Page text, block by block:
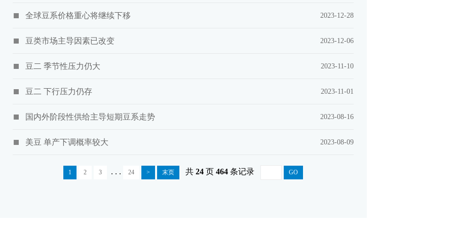
2023-12-28
全球豆系价格重心将继续下移
2023-12-06
豆类市场主导因素已改变
2023-11-10
豆二 季节性压力仍大
2023-11-01
豆二 下行压力仍存
2023-08-16
国内外阶段性供给主导短期豆系走势
2023-08-09
美豆 单产下调概率较大
1 2 3 . . . 24 > 末页 共 24 页 464 条记录 GO